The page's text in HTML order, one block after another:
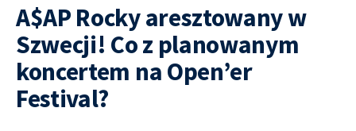
A$AP Rocky aresztowany w
Szwecji! Co z planowanym
koncertem na Open’er
Festival?